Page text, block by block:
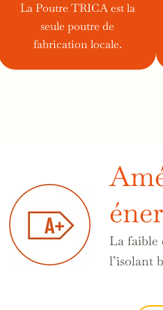
La Poutre TRICA est la
seule poutre de
fabrication locale.
La faible
l’isolant